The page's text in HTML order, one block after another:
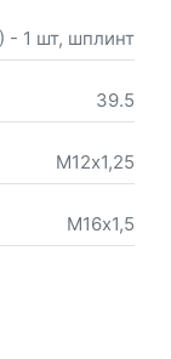
- 1 шт, шплинт
39.5
М12х1,25
М16х1,5